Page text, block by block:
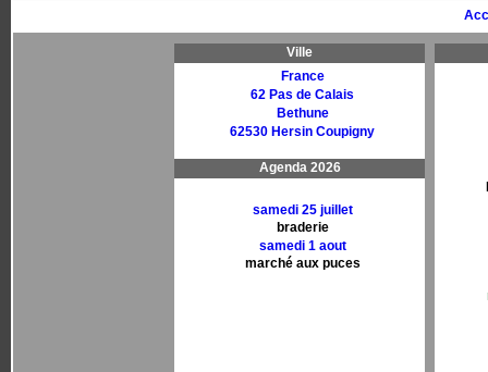
Ville
France
62 Pas de Calais
Bethune
62530 Hersin Coupigny
Agenda 2026
samedi 25 juillet
braderie
samedi 1 aout
marché aux puces